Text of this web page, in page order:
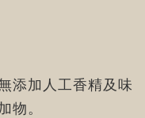
添加人工香精及味
物。